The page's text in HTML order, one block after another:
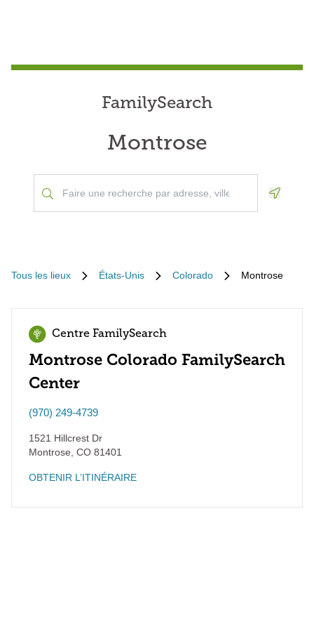
FamilySearch
Montrose
Tous les lieux États-Unis Colorado Montrose
Centre FamilySearch
Montrose Colorado FamilySearch
Center
(970) 249-4739
1521 Hillcrest Dr
Montrose CO 81401
OBTENIR L’ITINÉRAIRE